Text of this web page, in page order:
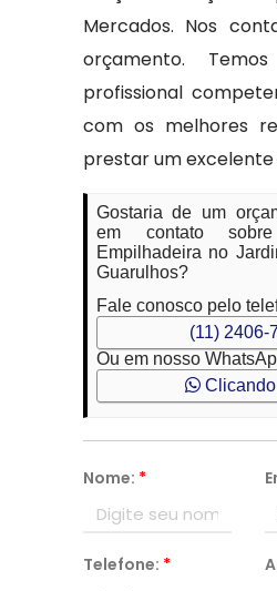
Mercados. Nos
orçamento.
profissional
com os melhores
prestar um
Gostaria de um
em contato
Empilhadeira no
Guarulhos?
Fale conosco pelo
(11) 2406-
Ou em nosso
Clicando
Nome: *
Telefone: *